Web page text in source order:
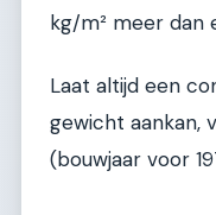
kg/m² meer dan
Laat altijd een
gewicht aankan,
(bouwjaar voor